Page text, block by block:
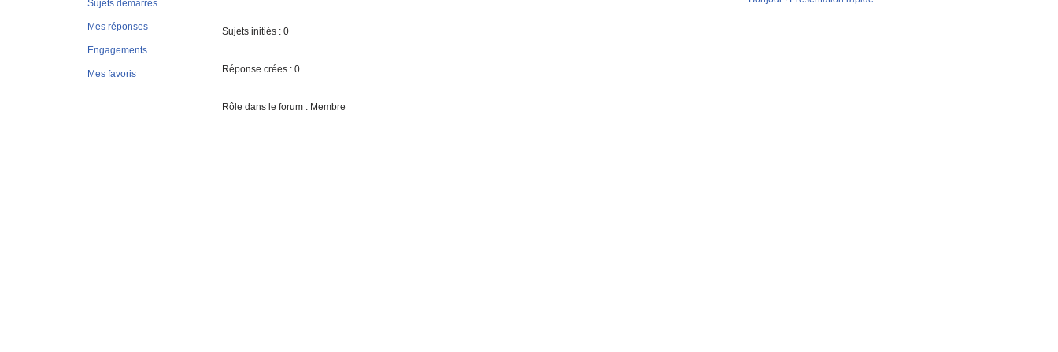
Sujets démarrés
Mes réponses
Engagements
Mes favoris
Sujets initiés : 0
Réponse crées : 0
Rôle dans le forum : Membre